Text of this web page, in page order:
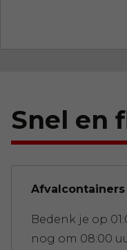
Snel en
Bedenk je op
nog om 08:00